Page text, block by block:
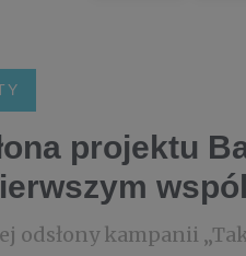
projektu
odsłony kampanii